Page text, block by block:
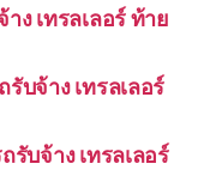
ง เทรลเลอร์ ท้าย
บจ้าง เทรลเลอร์
บจ้าง เทรลเลอร์